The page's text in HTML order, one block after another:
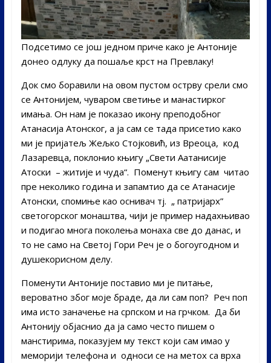
Подсетимо се још једном приче како је Антоније
донео одлуку да пошаље крст на Превлаку!
Док смо боравили на овом пустом острву срели смо
се Антонијем, чуваром светиње и манастирког
имања. Он нам је показао икону преподобног
Атанасија Атонског, а ја сам се тада присетио како
ми је пријатељ Жељко Стојковић, из Вреоца, код
Лазаревца, поклонио књигу „Свети Аатанисије
Атоски – житије и чуда“. Поменут књигу сам читао
пре неколико година и запамтио да се Атанасије
Атонски, спомиње као оснивач тј. „ патријарх”
светогорског монаштва, чији је пример надахњивао
и подигао многа поколења монаха све до данас, и
то не само на Светој Гори Реч је о богоугодном и
душекорисном делу.
Поменути Антоније поставио ми је питање,
вероватно због моје браде, да ли сам поп? Реч поп
има исто заначење на српском и на грчком. Да би
Антонију објаснио да ја само често пишем о
манстирима, показујем му текст који сам имао у
меморији телефона и односи се на метох са врха